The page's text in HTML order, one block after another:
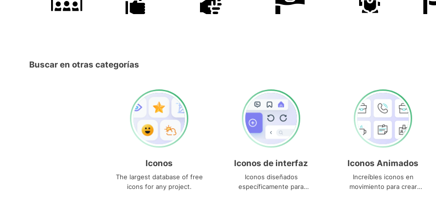
Buscar en otras categorías
Iconos
The largest database of free
icons for any project.
Iconos de interfaz
Iconos diseñados
específicamente para
Iconos Animados
Increíbles iconos en
movimiento para crear